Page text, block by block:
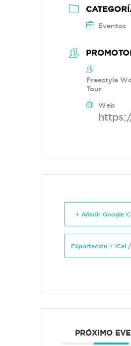
Eventos
Freestyle
Tour
Web
+ Añadir Google
Exportación + iCal
PRÓXIMO